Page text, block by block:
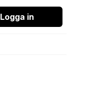
Logga in